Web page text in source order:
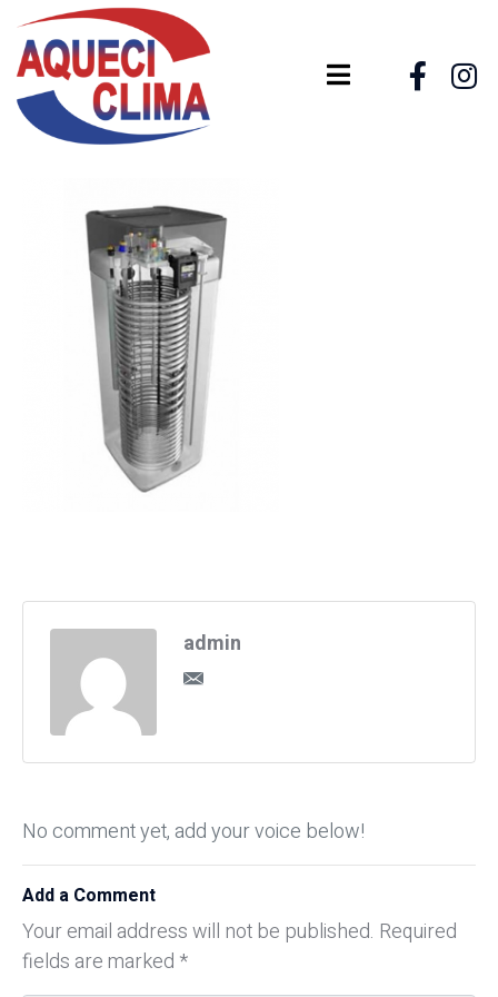
admin
No comment yet, add your voice below!
Add a Comment
Your email address will not be published. Required
fields are marked *